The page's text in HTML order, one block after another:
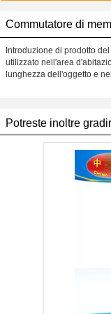
Commutatore di
Introduzione di prodotto
utilizzato nell'area
lunghezza dell'oggetto e
Potreste inoltre